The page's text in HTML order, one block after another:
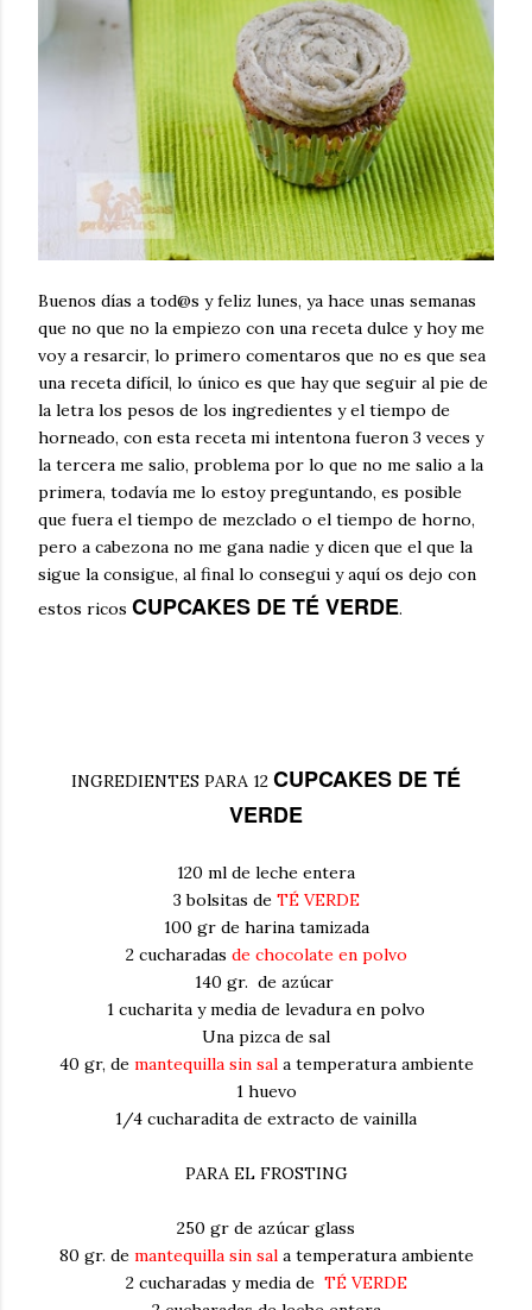
Buenos días a tod@s y feliz lunes, ya hace unas semanas
que no que no la empiezo con una receta dulce y hoy me
voy a resarcir, lo primero comentaros que no es que sea
una receta difícil, lo único es que hay que seguir al pie de
la letra los pesos de los ingredientes y el tiempo de
horneado, con esta receta mi intentona fueron 3 veces y
la tercera me salio, problema por lo que no me salio a la
primera, todavía me lo estoy preguntando, es posible
que fuera el tiempo de mezclado o el tiempo de horno,
pero a cabezona no me gana nadie y dicen que el que la
sigue la consigue, al final lo consegui y aquí os dejo con
estos ricos CUPCAKES DE TÉ VERDE.
INGREDIENTES PARA 12 CUPCAKES DE TÉ
VERDE
120 ml de leche entera
3 bolsitas de TÉ VERDE
100 gr de harina tamizada
2 cucharadas de chocolate en polvo
140 gr. de azúcar
1 cucharita y media de levadura en polvo
Una pizca de sal
40 gr, de mantequilla sin sala temperatura ambiente
1 huevo
1/4 cucharadita de extracto de vainilla
PARA EL FROSTING
250 gr de azúcar glass
80 gr. de mantequilla sin sala temperatura ambiente
2 cucharadas y media de TÉ VERDE